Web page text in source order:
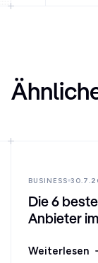
BUSINESS
Die 6
Anbieter
Weiterlesen